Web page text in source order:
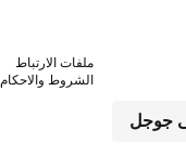
ملفات الارتباط
الشروط والاحكام